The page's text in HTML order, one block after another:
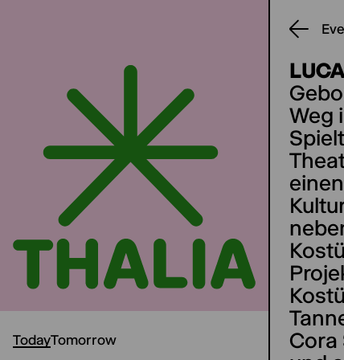
TodayTomorrow
Weg
Cora